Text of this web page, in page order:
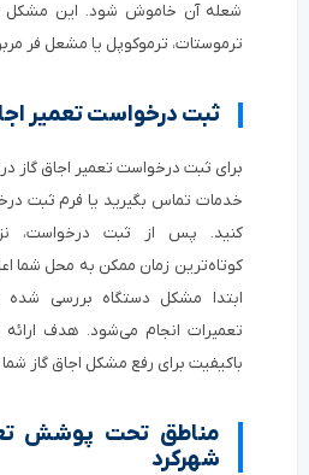
شعله آن خاموش شود. این مشکل
ترموستات، ترموکوپل یا مشعل فر
ثبت درخواست تعمیر
برای ثبت درخواست تعمیر اجاق گاز
خدمات تماس بگیرید یا فرم ثبت
کنید. پس از ثبت درخواست،
کوتاه‌ترین زمان ممکن به محل شما
ابتدا مشکل دستگاه بررسی شده
تعمیرات انجام می‌شود. هدف
باکیفیت برای رفع مشکل اجاق گاز
مناطق تحت پوشش
شهرکرد